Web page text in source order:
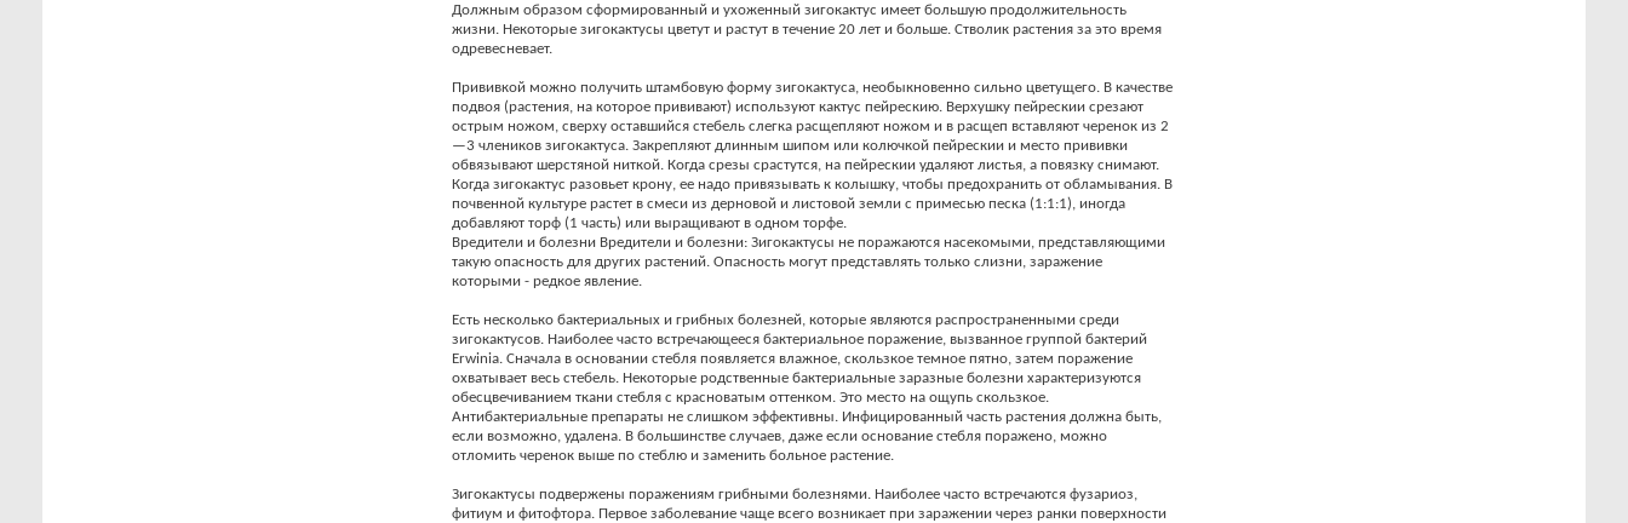
Должным образом сформированный и ухоженный зигокактус имеет большую продолжительность
жизни. Некоторые зигокактусы цветут и растут в течение 20 лет и больше. Стволик растения за это время
одревесневает.
Прививкой можно получить штамбовую форму зигокактуса, необыкновенно сильно цветущего. В качестве
подвоя (растения, на которое прививают) используют кактус пейрескию. Верхушку пейрескии срезают
острым ножом, сверху оставшийся стебель слегка расщепляют ножом и в расщеп вставляют черенок из 2
—3 члеников зигокактуса. Закрепляют длинным шипом или колючкой пейрескии и место прививки
обвязывают шерстяной ниткой. Когда срезы срастутся, на пейрескии удаляют листья, а повязку снимают.
Когда зигокактус разовьет крону, ее надо привязывать к колышку, чтобы предохранить от обламывания. В
почвенной культуре растет в смеси из дерновой и листовой земли с примесью песка (1:1:1), иногда
добавляют торф (1 часть) или выращивают в одном торфе.
Вредители и болезни Вредители и болезни: Зигокактусы не поражаются насекомыми, представляющими
такую опасность для других растений. Опасность могут представлять только слизни, заражение
которыми - редкое явление.
Есть несколько бактериальных и грибных болезней, которые являются распространенными среди
зигокактусов. Наиболее часто встречающееся бактериальное поражение, вызванное группой бактерий
Erwinia. Сначала в основании стебля появляется влажное, скользкое темное пятно, затем поражение
охватывает весь стебель. Некоторые родственные бактериальные заразные болезни характеризуются
обесцвечиванием ткани стебля с красноватым оттенком. Это место на ощупь скользкое.
Антибактериальные препараты не слишком эффективны. Инфицированный часть растения должна быть,
если возможно, удалена. В большинстве случаев, даже если основание стебля поражено, можно
отломить черенок выше по стеблю и заменить больное растение.
Зигокактусы подвержены поражениям грибными болезнями. Наиболее часто встречаются фузариоз,
фитиум и фитофтора. Первое заболевание чаще всего возникает при заражении через ранки поверхности